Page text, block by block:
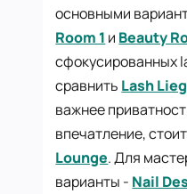
основными
Room 1 и Beauty
сфокусированных
сравнить Lash
важнее
впечатление,
Lounge. Для
варианты - Nail